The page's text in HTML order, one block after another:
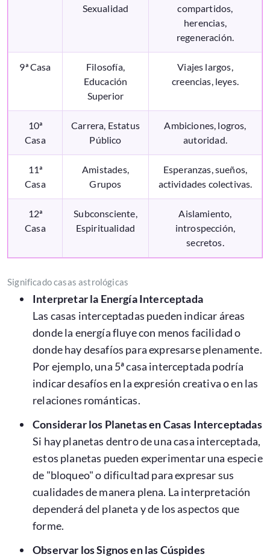
Sexualidad
compartidos,
herencias,
regeneración.
9ª Casa
Filosofía,
Educación
Superior
Viajes largos,
creencias, leyes.
10ª
Casa
Carrera, Estatus
Público
Ambiciones, logros,
autoridad.
11ª
Casa
Amistades,
Grupos
Esperanzas, sueños,
actividades colectivas.
12ª
Casa
Subconsciente,
Espiritualidad
Aislamiento,
introspección,
secretos.
Significado casas astrológicas
Interpretar la Energía Interceptada
Las casas interceptadas pueden indicar áreas
donde la energía fluye con menos facilidad o
donde hay desafíos para expresarse plenamente.
Por ejemplo, una 5ª casa interceptada podría
indicar desafíos en la expresión creativa o en las
relaciones románticas.
Considerar los Planetas en Casas Interceptadas
Si hay planetas dentro de una casa interceptada,
estos planetas pueden experimentar una especie
de "bloqueo" o dificultad para expresar sus
cualidades de manera plena. La interpretación
dependerá del planeta y de los aspectos que
forme.
Observar los Signos en las Cúspides